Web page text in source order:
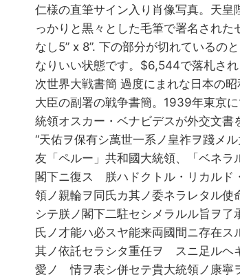
仁様の直筆サイン入り肖像写真。天
っかりと黒々とした毛筆で署名され
なし5” x 8”. 下の部分が切れているの
なりいい状態です。$6,544で落札さ
次世界大戦書簡 過度にまれな日本の
大臣の副署の戦争書簡。1939年東京
統領オスカー・ベナビデスが外交文
“天佑ヲ保有シ萬世一系ノ皇祚ヲ踐メ
友「ペルー」共和國大統領、「ベネラ
閣下ニ復ス 朕ハドクトル・リカルド
領ノ親輪ヲ同氏カ其ノ委ネラレタル使
シテ朕ノ閣下二駐セシメラルル旨ヲ
氏ノ才能ハ必スヤ能来両國間ニ存在
其ノ依託セラシタ重任ヲ スニ足ル
愛ノ 情ヲ表シ併セテ貴大統領ノ康寧